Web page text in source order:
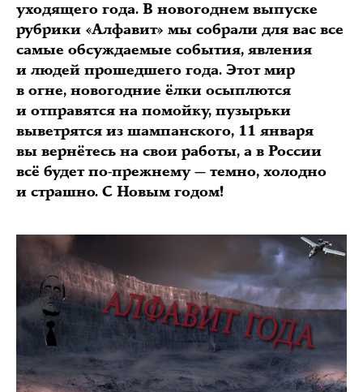
уходящего года. В новогоднем выпуске
рубрики «Алфавит» мы собрали для вас все
самые обсуждаемые события, явления
и людей прошедшего года. Этот мир
в огне, новогодние ёлки осыплются
и отправятся на помойку, пузырьки
выветрятся из шампанского, 11 января
вы вернётесь на свои работы, а в России
всё будет по-прежнему — темно, холодно
и страшно. С Новым годом!